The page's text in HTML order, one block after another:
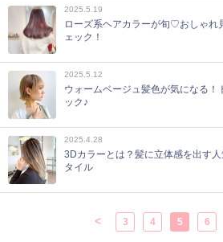
2025.5.19
ローズ系ヘアカラーが旬♡おしゃれ
ェック！
2025.5.12
ウォームベージュ髪色が気になる！
ック♪
2025.4.28
3Dカラーとは？髪に立体感を出す
タイル
< 3 4 5 6